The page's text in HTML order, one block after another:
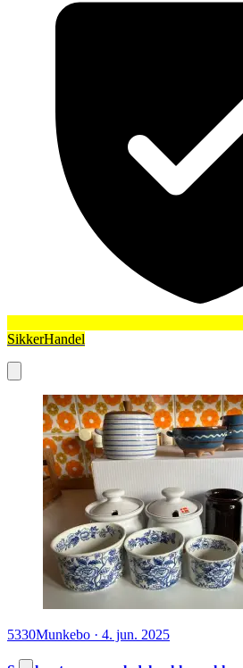
SikkerHandel
5330Munkebo · 4. jun. 2025